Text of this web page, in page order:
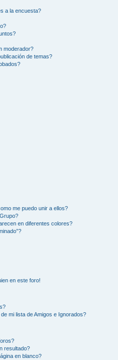
a la encuesta?
moderador?
de temas?
me puedo unir a ellos?
en diferentes colores?
en este foro!
mi lista de Amigos e Ignorados?
resultado?
en blanco?